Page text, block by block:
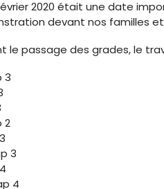
2020 était une date
devant nos familles
le passage des grades, le
3
2
3
4